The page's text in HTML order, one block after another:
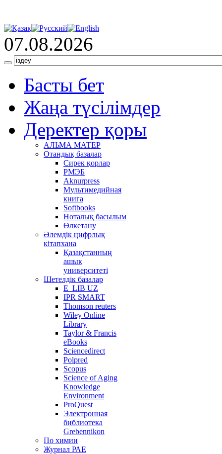
07.08.2026
Басты бет
Жаңа түсілімдер
Деректер қоры
АЛЬМА МАТЕР
Отандық базалар
Сирек қорлар
РМЭБ
Аknurpress
Мультимедийная
книга
Softbooks
Ноталық басылым
Өлкетану
Әлемдік цифрлық
кітапхана
Қазақстанның
ашық
университеті
Шетелдік базалар
E_LIB UZ
IPR SMART
Thomson reuters
Wiley Online
Library
Taylor & Francis
eBooks
Sciencedirect
Polpred
Scopus
Science of Aging
Knowledge
Environment
ProQuest
Электронная
библиотека
Grebennikon
По химии
Журнал РАЕ